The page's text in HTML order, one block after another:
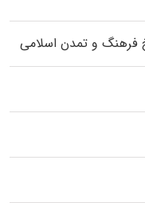
فرهنگ و تمدن اسلامی